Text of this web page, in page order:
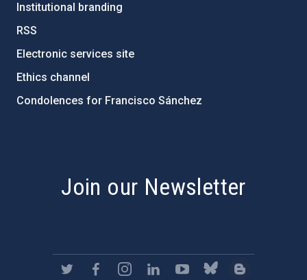
Institutional branding
RSS
Electronic services site
Ethics channel
Condolences for Francisco Sánchez
Join our Newsletter